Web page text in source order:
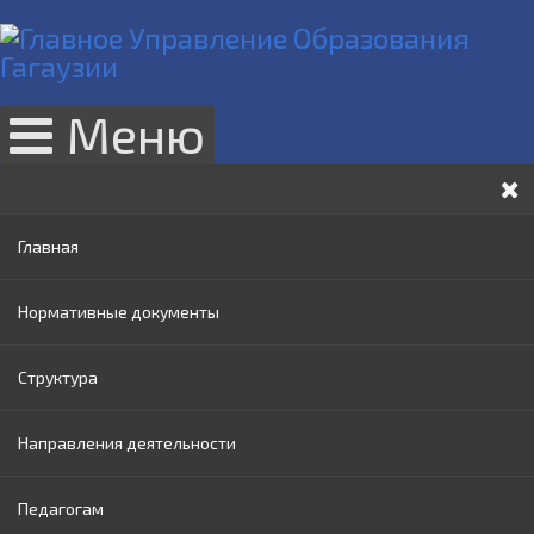
Меню
Главная
Нормативные документы
Законы РМ
Нормативные акты Правительства РМ
Нормативные документы МОИ
Структура
Руководство
Административный совет
Направления деятельности
Раннее образование
Педагогам